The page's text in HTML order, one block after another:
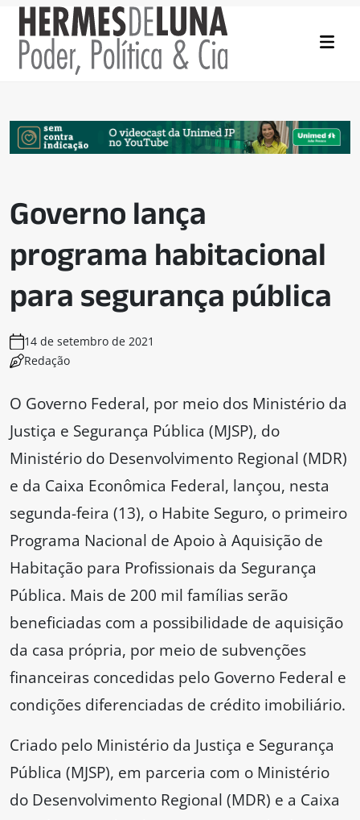
Governo lança
programa habitacional
para segurança pública
14 de setembro de 2021
Redação
O Governo Federal, por meio dos Ministério da
Justiça e Segurança Pública (MJSP), do
Ministério do Desenvolvimento Regional (MDR)
e da Caixa Econômica Federal, lançou, nesta
segunda-feira (13), o Habite Seguro, o primeiro
Programa Nacional de Apoio à Aquisição de
Habitação para Profissionais da Segurança
Pública. Mais de 200 mil famílias serão
beneficiadas com a possibilidade de aquisição
da casa própria, por meio de subvenções
financeiras concedidas pelo Governo Federal e
condições diferenciadas de crédito imobiliário.
Criado pelo Ministério da Justiça e Segurança
Pública (MJSP), em parceria com o Ministério
do Desenvolvimento Regional (MDR) e a Caixa